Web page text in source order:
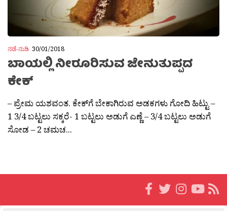
ನಡೆ-ನುಡಿ 30/01/2018
ಬಾಯಲ್ಲಿ ನೀರೂರಿಸುವ ಜೇನುತುಪ್ಪದ
ಕೇಕ್
– ಪ್ರೇಮ ಯಶವಂತ. ಕೇಕ್‍ಗೆ ಬೇಕಾಗಿರುವ ಅಡಕಗಳು ಗೋದಿ ಹಿಟ್ಟು –
1 3/4 ಬಟ್ಟಲು ಸಕ್ಕರೆ- 1 ಬಟ್ಟಲು ಅಡುಗೆ ಎಣ್ಣೆ – 3/4 ಬಟ್ಟಲು ಅಡುಗೆ
ಸೋಡ – 2 ಚಮಚ...